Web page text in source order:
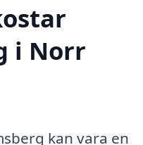
i Norr
kan vara en